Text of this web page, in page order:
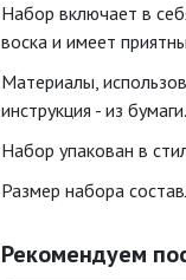
Набор включает в
воска и имеет
Материалы,
инструкция - из бумаги.
Набор упакован в
Размер набора
Рекомендуем